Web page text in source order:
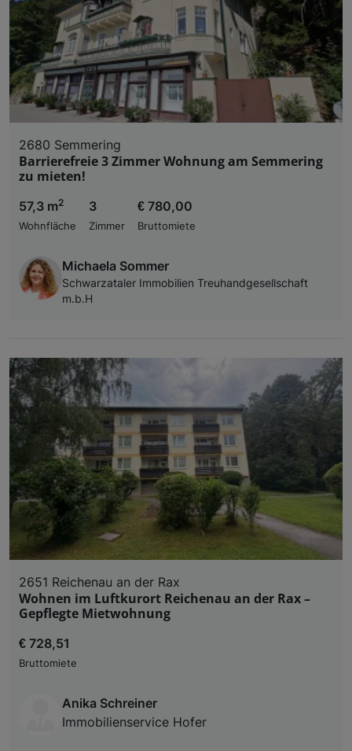
2680 Semmering
Barrierefreie 3 Zimmer Wohnung am Semmering
zu mieten!
57,3 m2
Wohnfläche
3
Zimmer
€ 780,00
Bruttomiete
Michaela Sommer
Schwarzataler Immobilien Treuhandgesellschaft
m.b.H
2651 Reichenau an der Rax
Wohnen im Luftkurort Reichenau an der Rax –
Gepflegte Mietwohnung
€ 728,51
Bruttomiete
Anika Schreiner
Immobilienservice Hofer